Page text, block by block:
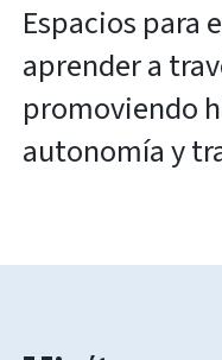
Espacios para
aprender a
promoviendo
autonomía y